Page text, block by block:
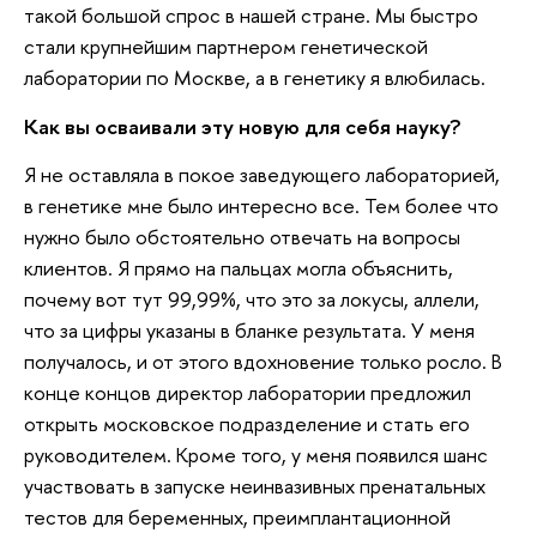
такой большой спрос в нашей стране. Мы быстро
стали крупнейшим партнером генетической
лаборатории по Москве, а в генетику я влюбилась.
Как вы осваивали эту новую для себя науку?
Я не оставляла в покое заведующего лабораторией,
в генетике мне было интересно все. Тем более что
нужно было обстоятельно отвечать на вопросы
клиентов. Я прямо на пальцах могла объяснить,
почему вот тут 99,99%, что это за локусы, аллели,
что за цифры указаны в бланке результата. У меня
получалось, и от этого вдохновение только росло. В
конце концов директор лаборатории предложил
открыть московское подразделение и стать его
руководителем. Кроме того, у меня появился шанс
участвовать в запуске неинвазивных пренатальных
тестов для беременных, преимплантационной